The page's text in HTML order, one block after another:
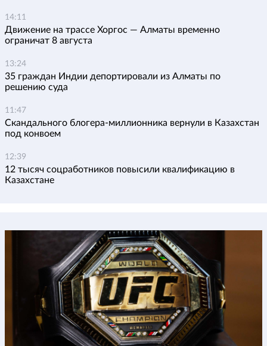
14:11
Движение на трассе Хоргос — Алматы временно
ограничат 8 августа
13:24
35 граждан Индии депортировали из Алматы по
решению суда
11:47
Скандального блогера-миллионника вернули в Казахстан
под конвоем
12:39
12 тысяч соцработников повысили квалификацию в
Казахстане